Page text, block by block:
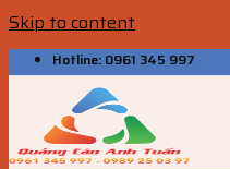
Skip to content
Hotline: 0961 345 997